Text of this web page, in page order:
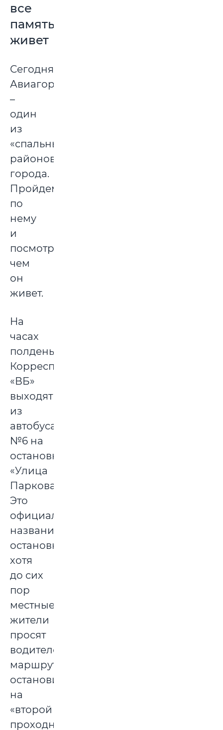
все
памятью
живет
Сегодня
Авиагородок
–
один
из
«спальных»
районов
города.
Пройдемся
по
нему
и
посмотрим,
чем
он
живет.
На
часах
полдень.
Корреспонденты
«ВБ»
выходят
из
автобуса
№6 на
остановке
«Улица
Парковая».
Это
официальное
название
остановки,
хотя
до сих
пор
местные
жители
просят
водителей
маршруток
остановиться
на
«второй
проходной»